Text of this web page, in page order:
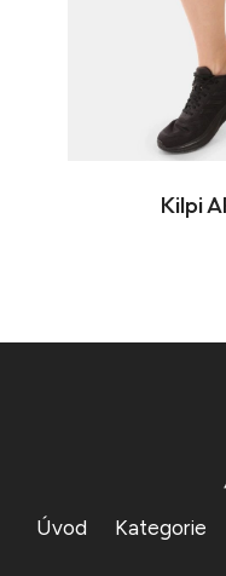
Kilpi
Úvod Kategorie